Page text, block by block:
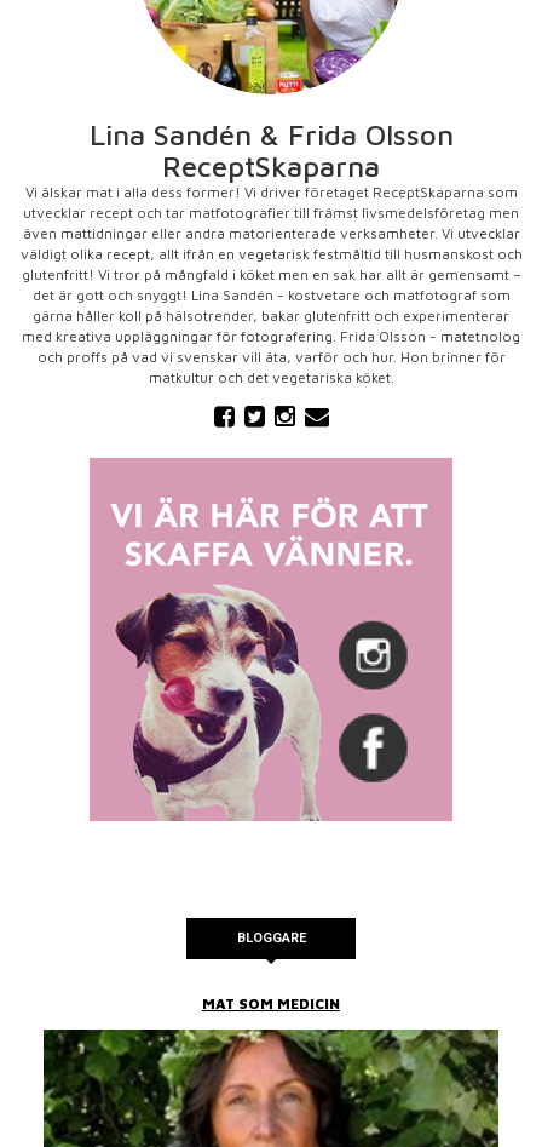
Lina Sandén & Frida Olsson
ReceptSkaparna
Vi älskar mat i alla dess former! Vi driver företaget ReceptSkaparna som
utvecklar recept och tar matfotografier till främst livsmedelsföretag men
även mattidningar eller andra matorienterade verksamheter. Vi utvecklar
väldigt olika recept, allt ifrån en vegetarisk festmåltid till husmanskost och
glutenfritt! Vi tror på mångfald i köket men en sak har allt är gemensamt –
det är gott och snyggt! Lina Sandén - kostvetare och matfotograf som
gärna håller koll på hälsotrender, bakar glutenfritt och experimenterar
med kreativa uppläggningar för fotografering. Frida Olsson - matetnolog
och proffs på vad vi svenskar vill äta, varför och hur. Hon brinner för
matkultur och det vegetariska köket.
BLOGGARE
MAT SOM MEDICIN